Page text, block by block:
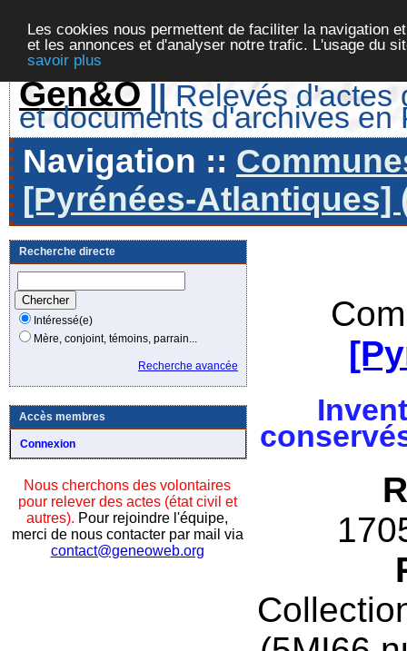
Les cookies nous permettent de faciliter la navigation
et les annonces et d'analyser notre trafic. L'usage du
savoir plus
Gen&O || Relevés d'actes
et documents d'archives en
Navigation ::
[Pyrénées-Atlantiques]
Recherche directe
Intéressé(e)
Mère, conjoint, témoins, parrain...
Recherche avancée
Accès membres
Connexion
Nous cherchons des volontaires
pour relever des actes (état civil et
autres). Pour rejoindre l'équipe,
merci de nous contacter par mail via
contact@geneoweb.org